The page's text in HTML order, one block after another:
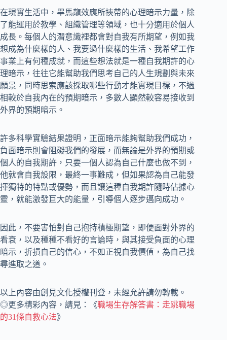
在現實生活中，畢馬龍效應所挾帶的心理暗示力量，除
了能運用於教學、組織管理等領域，也十分適用於個人
成長。每個人的潛意識裡都會對自我有所期望，例如我
想成為什麼樣的人、我要過什麼樣的生活、我希望工作
事業上有何種成就，而這些想法就是一種自我期許的心
理暗示，往往它能幫助我們思考自己的人生規劃與未來
願景，同時思索應該採取哪些行動才能實現目標，不過
相較於自我內在的預期暗示，多數人顯然較容易接收到
外界的預期暗示。
許多科學實驗結果證明，正面暗示能夠幫助我們成功，
負面暗示則會阻礙我們的發展，而無論是外界的預期或
個人的自我期許，只要一個人認為自己什麼也做不到，
他就會自我設限，最終一事難成，但如果認為自己能發
揮獨特的特點或優勢，而且讓這種自我期許隨時佔據心
靈，就能激發巨大的能量，引導個人逐步邁向成功。
因此，不要害怕對自己抱持積極期望，即便面對外界的
看衰，以及種種不看好的言論時，與其接受負面的心理
暗示，折損自己的信心，不如正視自我價值，為自己找
尋進取之道。
以上內容由創見文化授權刊登，未經允許請勿轉載。
◎更多精彩內容，請見：《職場生存解答書：走跳職場
的31條自救心法》